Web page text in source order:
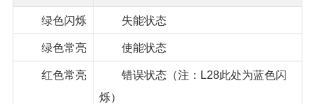
绿色闪烁 失能状态
绿色常亮 使能状态
红色常亮
错误状态（注：L28此处为蓝色闪
烁）